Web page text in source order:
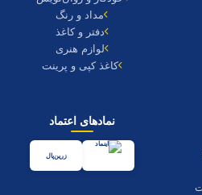
مداد و رنگ
دفتر و کاغذ
لوازم هنری
کاغذ کپی و پرینت
نمادهای اعتماد
زرین‌پال